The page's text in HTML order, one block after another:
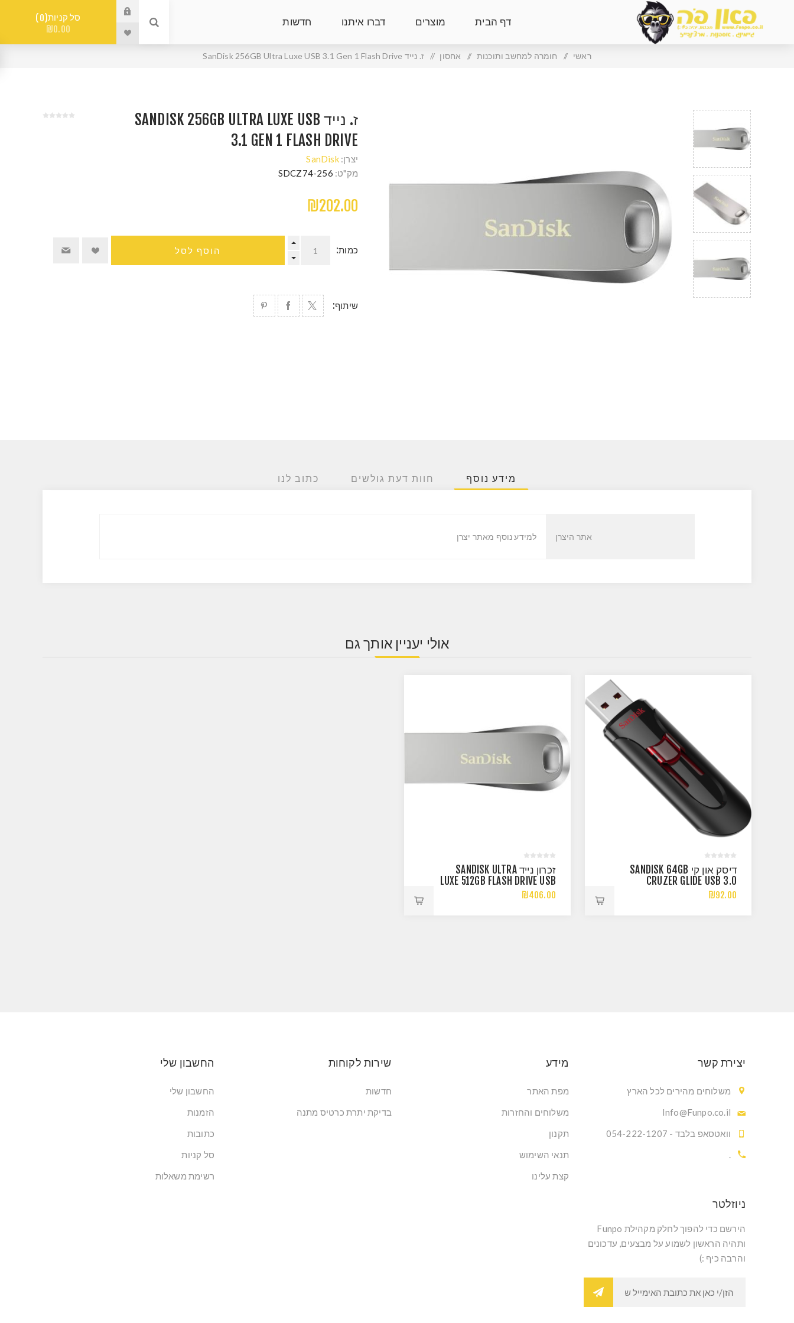
דף הבית מוצרים דברו איתנו חדשות סל קניות 0
₪0.00
ראשי / חומרה למחשב ותוכנות / אחסון / ז. נייד SanDisk 256GB Ultra Luxe USB 3.1 Gen 1 Flash Drive
ז. נייד SANDISK 256GB ULTRA LUXE USB
3.1 GEN 1 FLASH DRIVE
יצרן: SanDisk
מק"ט: SDCZ74-256
₪202.00
כמות: הוסף לסל
שיתוף:
מידע נוסף חוות דעת גולשים כתוב לנו
אתר היצרן למידע נוסף מאתר יצרן
אולי יעניין אותך גם
דיסק און קי SANDISK 64GB
CRUZER GLIDE USB 3.0
₪92.00
זכרון נייד SANDISK ULTRA
LUXE 512GB FLASH DRIVE USB
3.2
₪406.00
יצירת קשר
משלוחים מהירים לכל הארץ
Info@Funpo.co.il
וואטסאפ בלבד - 054-222-1207
.
מידע
מפת האתר
משלוחים והחזרות
תקנון
תנאי השימוש
קצת עלינו
שירות לקוחות
חדשות
בדיקת יתרת כרטיס מתנה
החשבון שלי
החשבון שלי
הזמנות
כתובות
סל קניות
רשימת משאלות
ניוזלטר
הירשם כדי להפוך לחלק מקהילת Funpo
ותהיה הראשון לשמוע על מבצעים, עדכונים
והרבה כיף :)